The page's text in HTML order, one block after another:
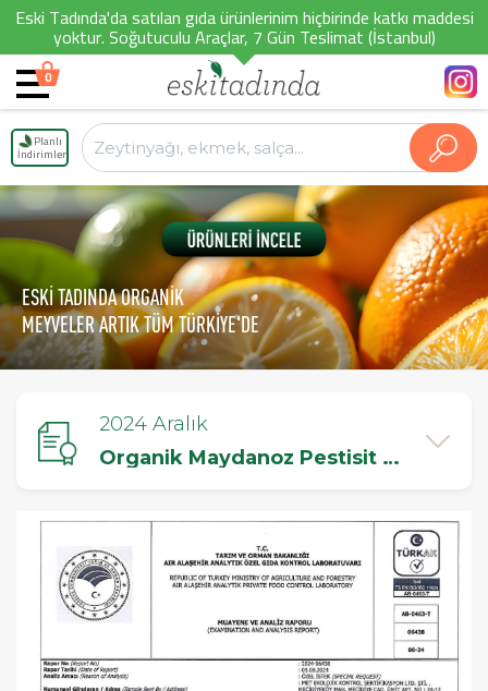
Eski Tadında'da satılan gıda ürünlerinim hiçbirinde katkı maddesi
yoktur. Soğutuculu Araçlar, 7 Gün Teslimat (İstanbul)
0
Planlı
İndirimler
ESKİ TADINDA ORGANİK
MEYVELER ARTIK TÜM TÜRKİYE'DE
2024 Aralık
Organik Maydanoz Pestisit Testi